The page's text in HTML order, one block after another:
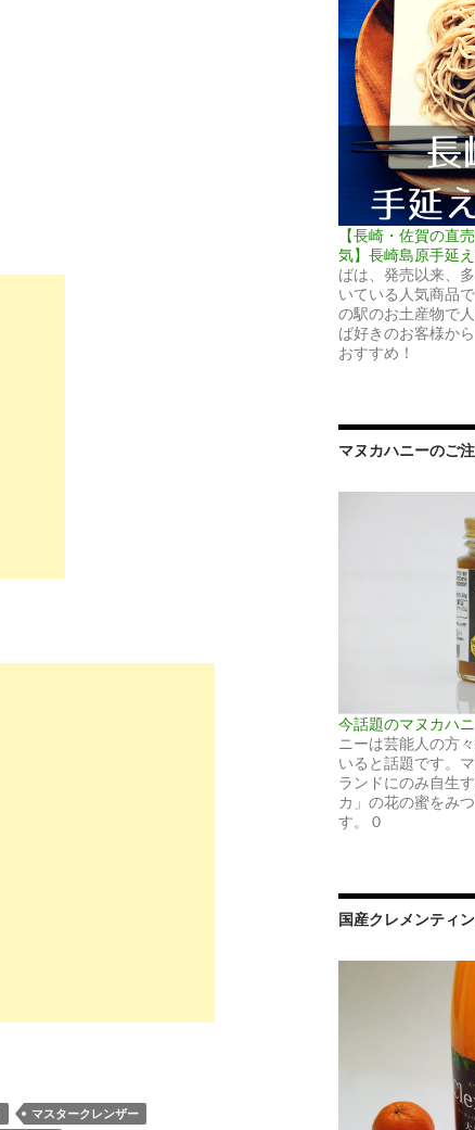
マスタークレンザー
【長崎・佐賀の直
気】長崎島原手延
ばは、発売以来、
いている人気商品
の駅のお土産物で
ば好きのお客様か
おすすめ！
マヌカハニーのご
今話題のマヌカハ
ニーは芸能人の方
いると話題です。
ランドにのみ自生
カ」の花の蜜をみ
す。 0
国産クレメンティ